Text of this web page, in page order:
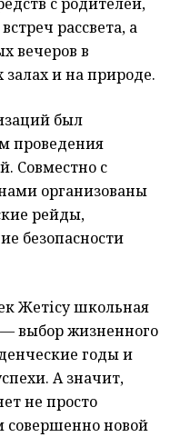
рассвета, а
вечеров в
залах и на природе.
был
проведения
Совместно с
организованы
рейды,
безопасности
Жетісу школьная
выбор жизненного
годы и
А значит,
не просто
совершенно новой